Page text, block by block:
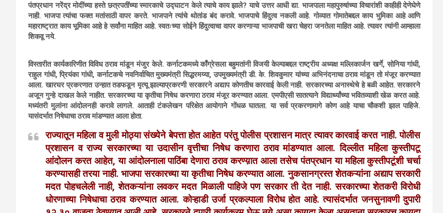
पंतप्रधान नरेंद्र मोदींच्या हस्ते छत्रपतींच्या स्मारकाचे उद्घाटन केले त्याचे काय झाले? याचे उत्तर आधी द्या. भाजपाला महापुरुषांच्या विचारांशी काहीही देणेघेणे
नाही. भाजपा त्यांचा फक्त मतांसाठी वापर करते. भाजपाने त्यांचे थोतांड बंद करावे. भाजपाचे हिंदुत्व नकली आहे. गोव्यात गोमातेबद्दल काय भुमिका आहे आणि
महाराष्ट्रात काय भूमिका आहे हे सर्वांना माहित आहे. स्वतःच्या सोईने हिंदुत्वाचा वापर करणाऱ्या भाजपाची खरा चेहरा जनतेला माहित आहे. त्यावर त्यांनी आम्हाला
शिकवू नये.
विस्तारीत कार्यकारिणीत विविध ठराव मांडून मंजुर केले. कर्नाटकमध्ये काँग्रेसला बहुमतांनी विजयी केल्याबद्दल राष्ट्रीय अध्यक्ष मल्लिकार्जन खर्गे, सोनिया गांधी,
राहुल गांधी, प्रियंका गांधी, कर्नाटकचे नवनिर्वाचित मुख्यमंत्री सिद्धरमय्या, उपमुख्यमंत्री डी. के. शिवकुमार यांच्या अभिनंदनाचा ठराव मांडून तो मंजूर करण्यात
आला. खारघर प्रकरणात उन्हात तडफडून मृत्यू झाल्याप्रकरणी सरकारने अद्याप कोणतीच कारवाई केली नाही. सरकारच्या अनास्थेचे हे बळी आहेत. सरकारने
अजून गुन्हे दाखल केले नाहीत. सरकारच्या या कृतीचा निषेध करणारा ठराव मंजूर करण्यात आला. एमपीएसी सातत्याने विद्यार्थ्यांच्या भवितव्याशी खेळ करत आहे.
मध्यंतरी मुलांना आंदोलनही करावे लागले. आताही टंकलेखन परिक्षेत आयोगाने गोंधळ घातला. या सर्व प्रकरणामागे कोण आहे याचा चौकशी झाल पाहिजे.
यासंदर्भात निषेधाचा ठराव मांडण्यात आला होता.
राज्यातून महिला व मुली मोठ्या संख्येने बेपत्ता होत आहेत परंतु पोलीस प्रशासन मात्र त्यावर कारवाई करत नाही. पोलीस
प्रशासन व राज्य सरकारच्या या उदासीन वृत्तीचा निषेध करणारा ठराव मांडण्यात आला. दिल्लीत महिला कुस्तीपटू
आंदोलन करत आहेत, या आंदोलनाला पाठिंबा देणारा ठराव करण्य़ात आला तसेच पंतप्रधान या महिला कुस्तीपटूंशी चर्चा
करण्यासही तरया नाही. भाजपा सरकारच्या या कृतीचा निषेध करण्यात आला. नुकसानग्रस्त शेतकऱ्यांना अद्याप सरकारी
मदत पोहचलेली नाही, शेतकऱ्यांना लवकर मदत मिळाली पाहिजे पण सरकार ती देत नाही. सरकारच्या शेतकरी विरोधी
धोरणाच्या निषेधाचा ठराव करण्यात आला. कोऱ्हाडी उर्जा प्रकल्पाला विरोध होत आहे. त्यासंदर्भात जनसुनावणी दुपारी